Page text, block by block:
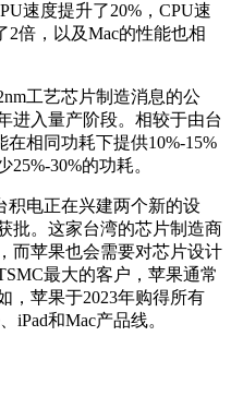
速度提升了20%，CPU速
2倍，以及Mac的性能也相
工艺芯片制造消息的公
进入量产阶段。相较于由台
相同功耗下提供10%-15%
30%的功耗。
积电正在兴建两个新的设
批。这家台湾的芯片制造商
而苹果也会需要对芯片设计
最大的客户，苹果通常
，苹果于2023年购得所有
iPad和Mac产品线。